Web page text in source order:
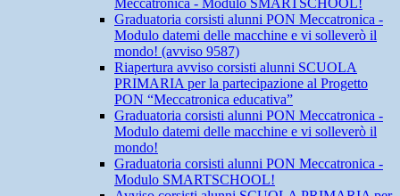
Meccatronica - Modulo SMARTSCHOOL!
Graduatoria corsisti alunni PON Meccatronica -
Modulo datemi delle macchine e vi solleverò il
mondo! (avviso 9587)
Riapertura avviso corsisti alunni SCUOLA
PRIMARIA per la partecipazione al Progetto
PON “Meccatronica educativa”
Graduatoria corsisti alunni PON Meccatronica -
Modulo datemi delle macchine e vi solleverò il
mondo!
Graduatoria corsisti alunni PON Meccatronica -
Modulo SMARTSCHOOL!